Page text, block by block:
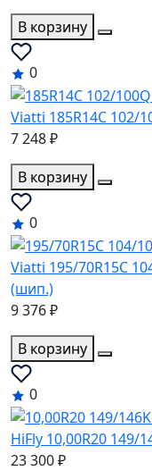
В корзину
0
Viatti 185R14C 102/
7 248 ₽
В корзину
0
Viatti 195/70R15C
(шип.)
9 376 ₽
В корзину
0
HiFly 10,00R20 149/
23 300 ₽